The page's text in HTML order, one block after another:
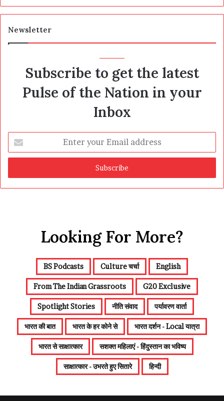
Newsletter
Subscribe to get the latest
Pulse of the Nation in your
Inbox
your
Email
Looking For More?
BS Podcasts Culture चर्चा English
From The Indian Grassroots G20 Exclusive
Spotlight Stories नीति संवाद पर्यावरण वार्ता
भारत की बात भारत के हर कोने से भारत दर्शन - Local यात्रा
भारत से साक्षात्कार सशक्त महिलाएं - हिंदुस्तान का भविष्य
साक्षात्कार - उभरते हुए सितारे हिन्दी